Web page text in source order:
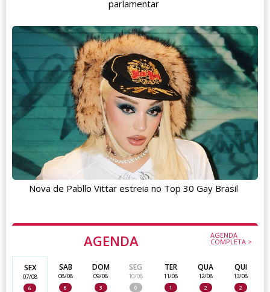
AGENDA AGENDA
COMPLETA >
SEX
07/08
6
SAB
08/08
6
DOM
09/08
3
SEG
10/08
0
TER
11/08
1
QUA
12/08
2
QUI
13/08
2
parlamentar
Nova de Pabllo Vittar estreia no Top 30 Gay Brasil